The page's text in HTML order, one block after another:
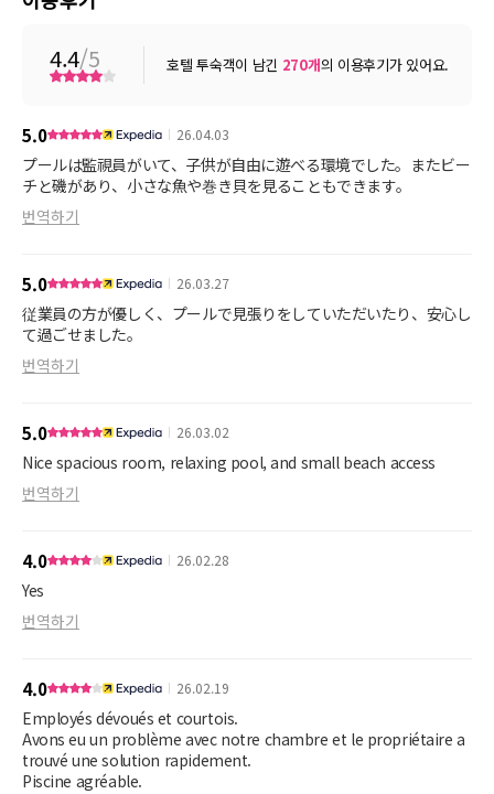
4.4/5 호텔 투숙객이 남긴 270개의 이용후기가 있어요.
5.0 26.04.03
プールは監視員がいて、子供が自由に遊べる環境でした。またビー
チと磯があり、小さな魚や巻き貝を見ることもできます。
번역하기
5.0 26.03.27
従業員の方が優しく、プールで見張りをしていただいたり、安心し
て過ごせました。
번역하기
5.0 26.03.02
Nice spacious room, relaxing pool, and small beach access
번역하기
4.0 26.02.28
Yes
번역하기
4.0 26.02.19
Employés dévoués et courtois.
Avons eu un problème avec notre chambre et le propriétaire a
trouvé une solution rapidement.
Piscine agréable.